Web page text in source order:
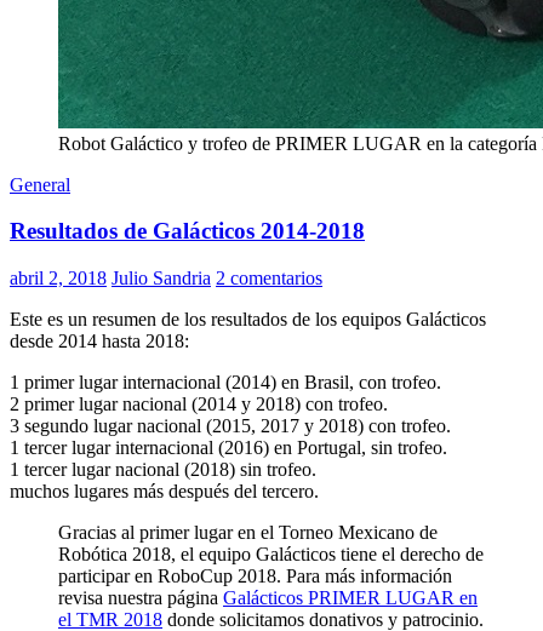
Robot Galáctico y trofeo de PRIMER LUGAR en la
General
Resultados de Galácticos 2014-2018
abril 2, 2018 Julio Sandria 2 comentarios
Este es un resumen de los resultados de los equipos Galácticos
desde 2014 hasta 2018:
1 primer lugar internacional (2014) en Brasil, con trofeo.
2 primer lugar nacional (2014 y 2018) con trofeo.
3 segundo lugar nacional (2015, 2017 y 2018) con trofeo.
1 tercer lugar internacional (2016) en Portugal, sin trofeo.
1 tercer lugar nacional (2018) sin trofeo.
muchos lugares más después del tercero.
Gracias al primer lugar en el Torneo Mexicano de
Robótica 2018, el equipo Galácticos tiene el derecho de
participar en RoboCup 2018. Para más información
revisa nuestra página Galácticos PRIMER LUGAR en
el TMR 2018 donde solicitamos donativos y patrocinio.